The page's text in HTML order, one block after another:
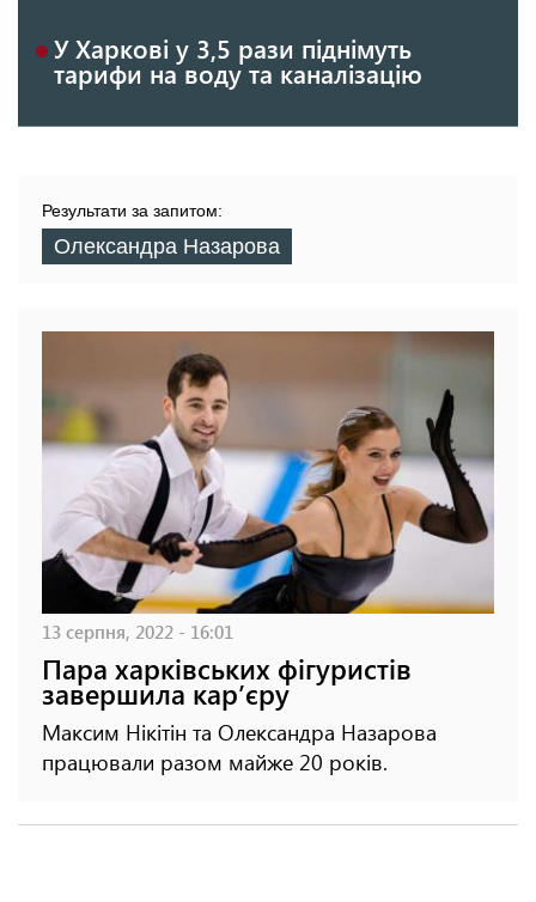
У Харкові у 3,5 рази піднімуть
тарифи на воду та каналізацію
Результати за запитом:
Олександра Назарова
13 серпня, 2022 - 16:01
Пара харківських фігуристів
завершила карʼєру
Максим Нікітін та Олександра Назарова
працювали разом майже 20 років.